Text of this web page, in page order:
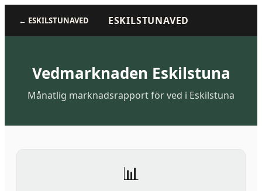
← ESKILSTUNAVED ESKILSTUNAVED
Vedmarknaden Eskilstuna
Månatlig marknadsrapport för ved i Eskilstuna
📊